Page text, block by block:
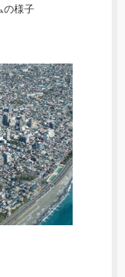
の様子